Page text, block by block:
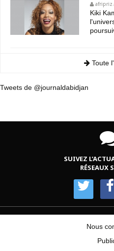
Kiki
Toute
Tweets de @journaldabidjan
SUIVEZ
RÉSEAUX
Nous